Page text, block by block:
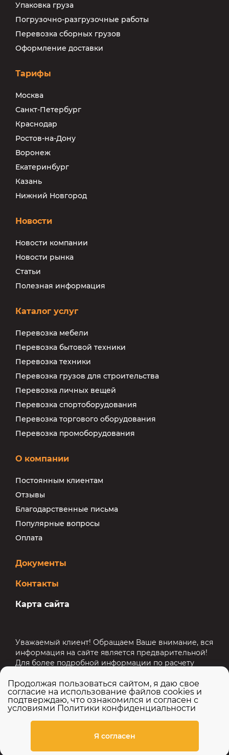
Продолжая пользоваться сайтом, я даю свое
согласие на использование файлов cookies и
подтверждаю, что ознакомился и согласен с
условиями Политики конфиденциальности
Я согласен
Упаковка груза
Погрузочно-разгрузочные работы
Перевозка сборных грузов
Оформление доставки
Тарифы
Москва
Санкт-Петербург
Краснодар
Ростов-на-Дону
Воронеж
Екатеринбург
Казань
Нижний Новгород
Новости
Новости компании
Новости рынка
Статьи
Полезная информация
Каталог услуг
Перевозка мебели
Перевозка бытовой техники
Перевозка техники
Перевозка грузов для строительства
Перевозка личных вещей
Перевозка спортоборудования
Перевозка торгового оборудования
Перевозка промоборудования
О компании
Постоянным клиентам
Отзывы
Благодарственные письма
Популярные вопросы
Оплата
Документы
Контакты
Карта сайта
Уважаемый клиент! Обращаем Ваше внимание, вся
информация на сайте является предварительной!
Для более подробной информации по расчету
услугам напишите нам на почтуinfo@atec-logistic.ru
или свяжитесь с нами по номеру8 (800) 101-08-64